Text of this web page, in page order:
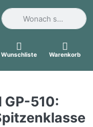
Geben Sie einen
Wunschliste Warenkorb
GP-510: